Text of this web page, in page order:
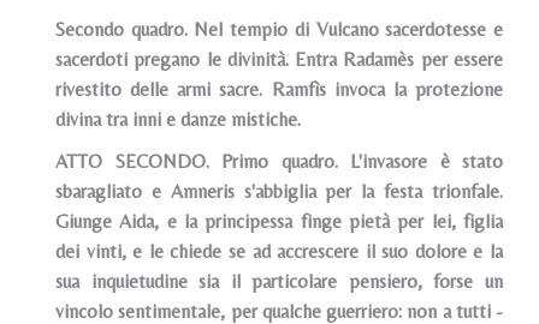
Secondo quadro. Nel tempio di Vulcano sacerdotesse e
sacerdoti pregano le divinità. Entra Radamès per essere
rivestito delle armi sacre. Ramfìs invoca la protezione
divina tra inni e danze mistiche.
ATTO SECONDO. Primo quadro. L'invasore è stato
sbaragliato e Amneris s'abbiglia per la festa trionfale.
Giunge Aida, e la principessa finge pietà per lei, figlia
dei vinti, e le chiede se ad accrescere il suo dolore e la
sua inquietudine sia il particolare pensiero, forse un
vincolo sentimentale, per qualche guerriero: non a tutti -